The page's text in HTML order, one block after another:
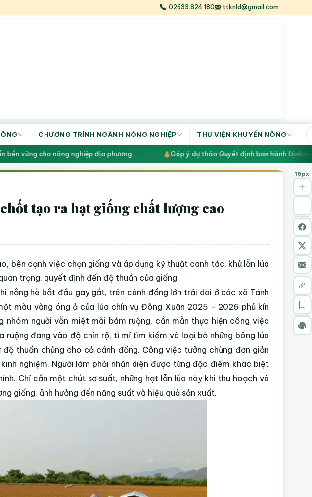
02633.824.180 ttknld@gmail.com
CHƯƠNG TRÌNH NGÀNH NÔNG NGHIỆP THƯ VIỆN KHUYẾN NÔNG
vững cho nông nghiệp địa phương Góp ý dự thảo Quyết định ban hành Định
16px
tạo ra hạt giống chất lượng cao
bên cạnh việc chọn giống và áp dụng kỹ thuật canh tác, khử lẫn lúa
trọng, quyết định đến độ thuần của giống.
nắng hè bắt đầu gay gắt, trên cánh đồng lớn trải dài ở các xã Tánh
màu vàng óng ả của lúa chín vụ Đông Xuân 2025 - 2026 phủ kín
nhóm người vẫn miệt mài bám ruộng, cần mẫn thực hiện công việc
ruộng đang vào độ chín rộ, tỉ mỉ tìm kiếm và loại bỏ những bông lúa
thuần chủng cho cả cánh đồng. Công việc tưởng chừng đơn giản
nghiệm. Người làm phải nhận diện được từng đặc điểm khác biệt
Chỉ cần một chút sơ suất, những hạt lẫn lúa này khi thu hoạch và
giống, ảnh hưởng đến năng suất và hiệu quả sản xuất.